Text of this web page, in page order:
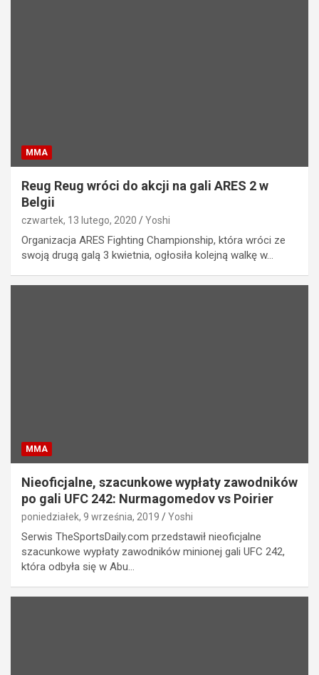
MMA
Reug Reug wróci do akcji na gali ARES 2 w
Belgii
czwartek, 13 lutego, 2020 Yoshi
Organizacja ARES Fighting Championship, która wróci ze
swoją drugą galą 3 kwietnia, ogłosiła kolejną walkę w…
MMA
Nieoficjalne, szacunkowe wypłaty zawodników
po gali UFC 242: Nurmagomedov vs Poirier
poniedziałek, 9 września, 2019 Yoshi
Serwis TheSportsDaily.com przedstawił nieoficjalne
szacunkowe wypłaty zawodników minionej gali UFC 242,
która odbyła się w Abu…